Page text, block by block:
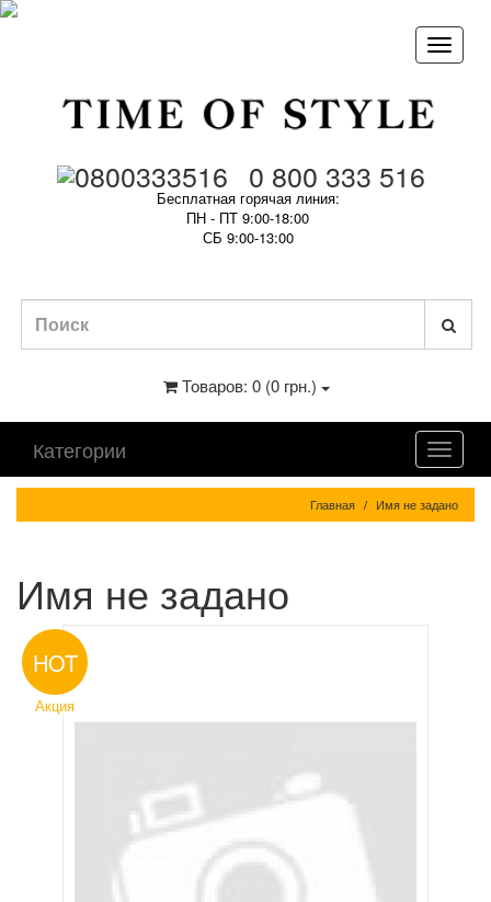
0 800 333 516
Бесплатная горячая линия:
ПН - ПТ 9:00-18:00
СБ 9:00-13:00
Товаров: 0 (0 грн.)
Категории
Главная Имя не задано
Имя не задано
HOT
Акция